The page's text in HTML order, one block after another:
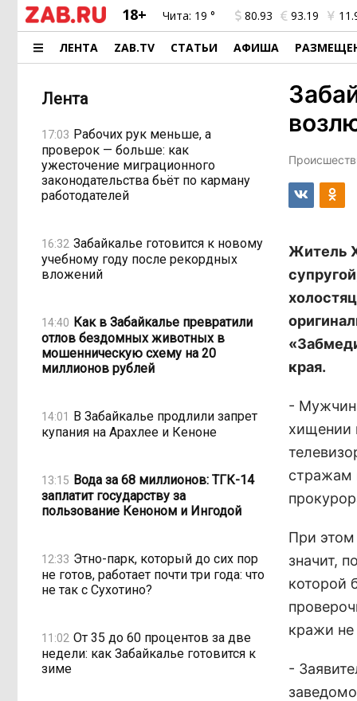
18+ Чита: 19 ° 80.93 93.19
ЛЕНТА ZAB.TV СТАТЬИ АФИША
Лента
17:03 Рабочих рук меньше, а
проверок — больше: как
ужесточение миграционного
законодательства бьёт по карману
работодателей
16:32 Забайкалье готовится к новому
учебному году после рекордных
вложений
14:40 Как в Забайкалье превратили
отлов бездомных животных в
мошенническую схему на 20
миллионов рублей
14:01 В Забайкалье продлили запрет
купания на Арахлее и Кеноне
13:15 Вода за 68 миллионов: ТГК-14
заплатит государству за
пользование Кеноном и Ингодой
12:33 Этно-парк, который до сих пор
не готов, работает почти три года: что
не так с Сухотино?
11:02 От 35 до 60 процентов за две
недели: как Забайкалье готовится к
зиме
Житель
края.
-
хищении
стражам
При этом
значит,
которой
кражи
-